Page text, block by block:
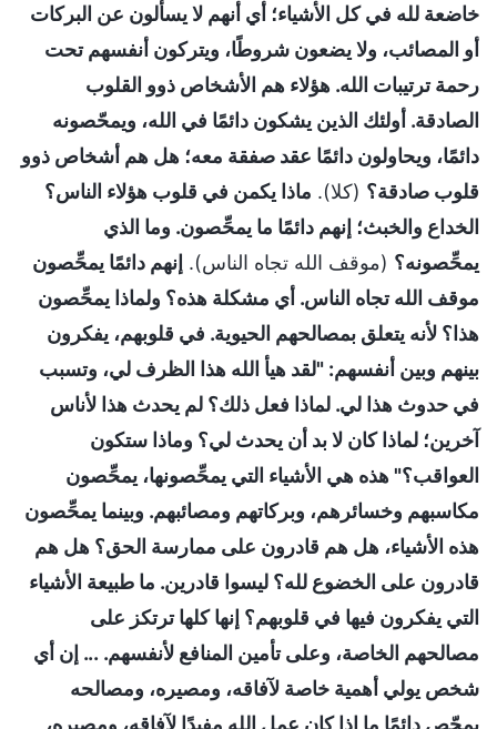
خاضعة لله في كل الأشياء؛ أي أنهم لا يسألون عن البركات
أو المصائب، ولا يضعون شروطًا، ويتركون أنفسهم تحت
رحمة ترتيبات الله. هؤلاء هم الأشخاص ذوو القلوب
الصادقة. أولئك الذين يشكون دائمًا في الله، ويمحّصونه
دائمًا، ويحاولون دائمًا عقد صفقة معه؛ هل هم أشخاص ذوو
قلوب صادقة؟ (كلا). ماذا يكمن في قلوب هؤلاء الناس؟
الخداع والخبث؛ إنهم دائمًا ما يمحِّصون. وما الذي
يمحِّصونه؟ (موقف الله تجاه الناس). إنهم دائمًا يمحِّصون
موقف الله تجاه الناس. أي مشكلة هذه؟ ولماذا يمحِّصون
هذا؟ لأنه يتعلق بمصالحهم الحيوية. في قلوبهم، يفكرون
بينهم وبين أنفسهم: "لقد هيأ الله هذا الظرف لي، وتسبب
في حدوث هذا لي. لماذا فعل ذلك؟ لم يحدث هذا لأناس
آخرين؛ لماذا كان لا بد أن يحدث لي؟ وماذا ستكون
العواقب؟" هذه هي الأشياء التي يمحِّصونها، يمحِّصون
مكاسبهم وخسائرهم، وبركاتهم ومصائبهم. وبينما يمحِّصون
هذه الأشياء، هل هم قادرون على ممارسة الحق؟ هل هم
قادرون على الخضوع لله؟ ليسوا قادرين. ما طبيعة الأشياء
التي يفكرون فيها في قلوبهم؟ إنها كلها ترتكز على
مصالحهم الخاصة، وعلى تأمين المنافع لأنفسهم. ... إن أي
شخص يولي أهمية خاصة لآفاقه، ومصيره، ومصالحه
يمحّص دائمًا ما إذا كان عمل الله مفيدًا لآفاقه، ومصيره،